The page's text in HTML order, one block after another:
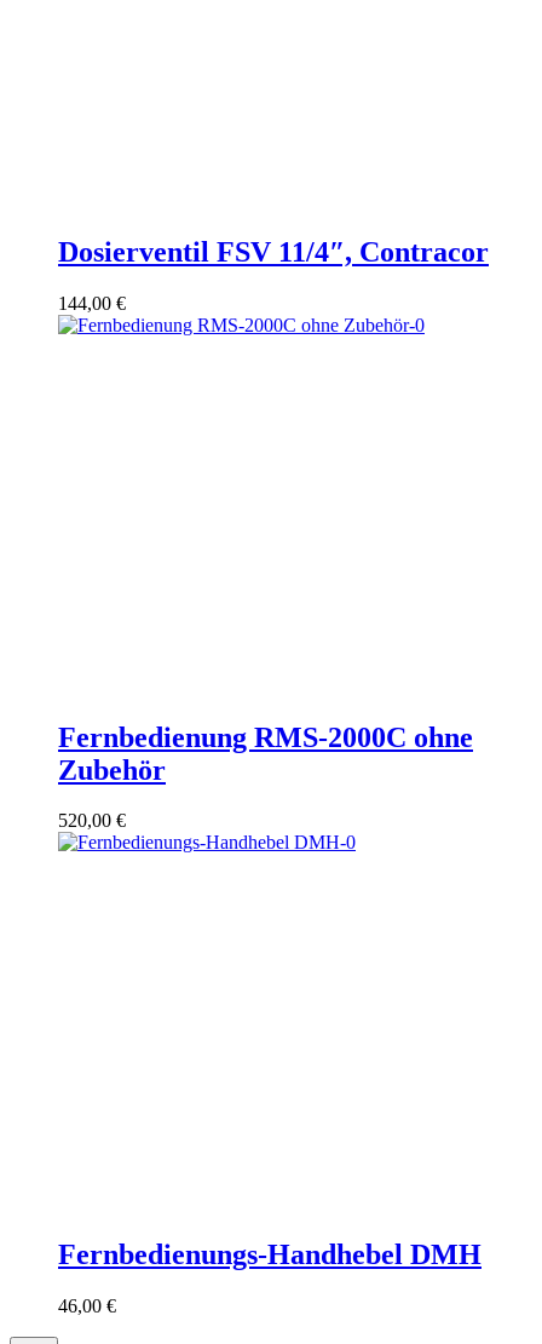
Dosierventil FSV 11/4″, Contracor
144,00 €
Fernbedienung RMS-2000C ohne
Zubehör
520,00 €
Fernbedienungs-Handhebel DMH
46,00 €